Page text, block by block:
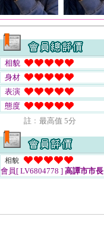
相貌
身材
表演
態度
註﹕最高值 5分
相貌
會員[ LV6804778 ] 高譚市市長